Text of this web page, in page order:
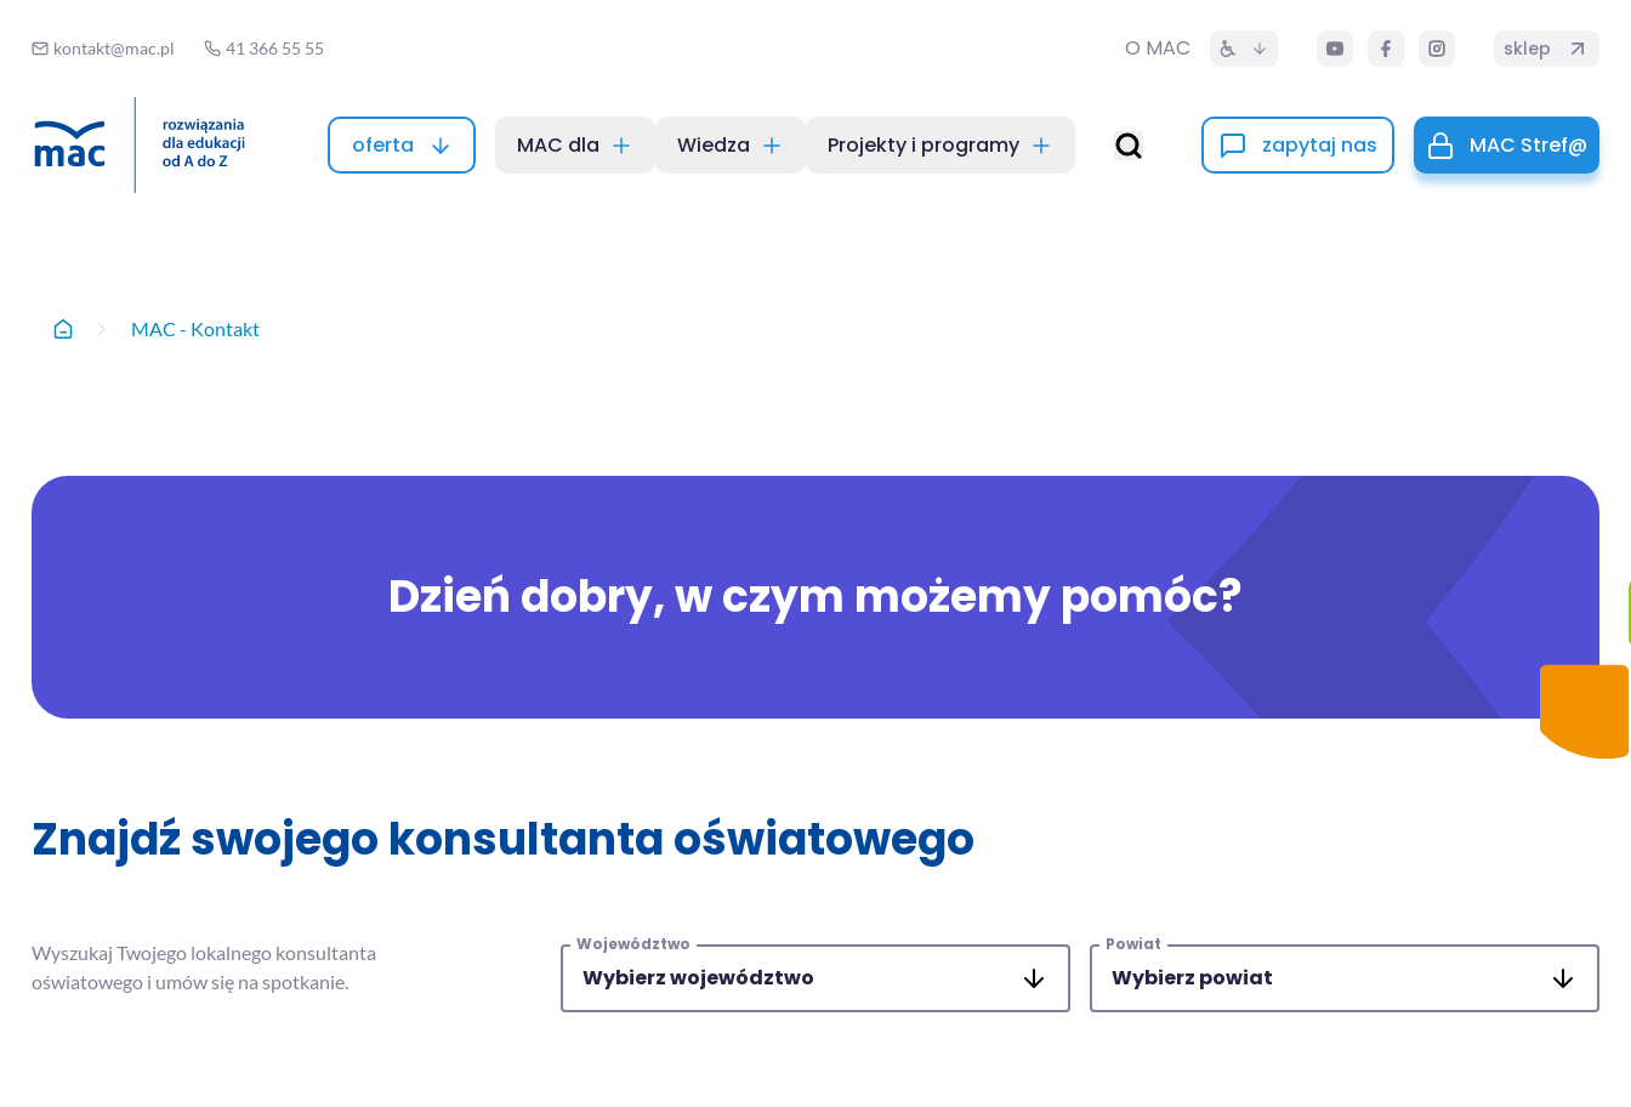
kontakt@mac.pl 41 366 55 55 O MAC sklep
oferta MAC dla Wiedza Projekty i programy zapytaj nas MAC Stref@
MAC - Kontakt
Dzień dobry, w czym możemy pomóc?
Znajdź swojego konsultanta oświatowego
Wyszukaj Twojego lokalnego konsultanta
oświatowego i umów się na spotkanie.
Województwo Powiat